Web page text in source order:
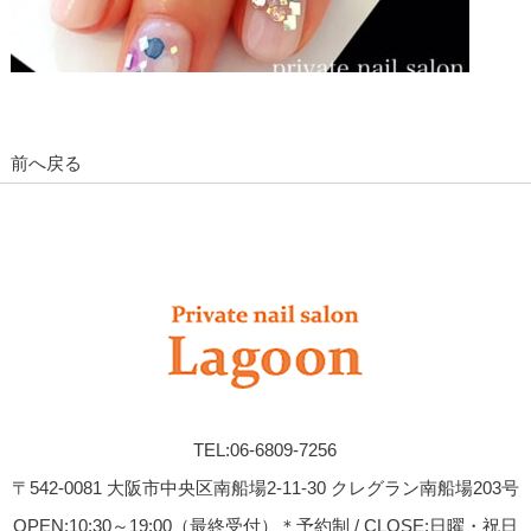
前へ戻る
TEL:06-6809-7256
〒542-0081 大阪市中央区南船場2-11-30 クレグラン南船場203号
OPEN:10:30～19:00（最終受付）＊予約制 / CLOSE:日曜・祝日